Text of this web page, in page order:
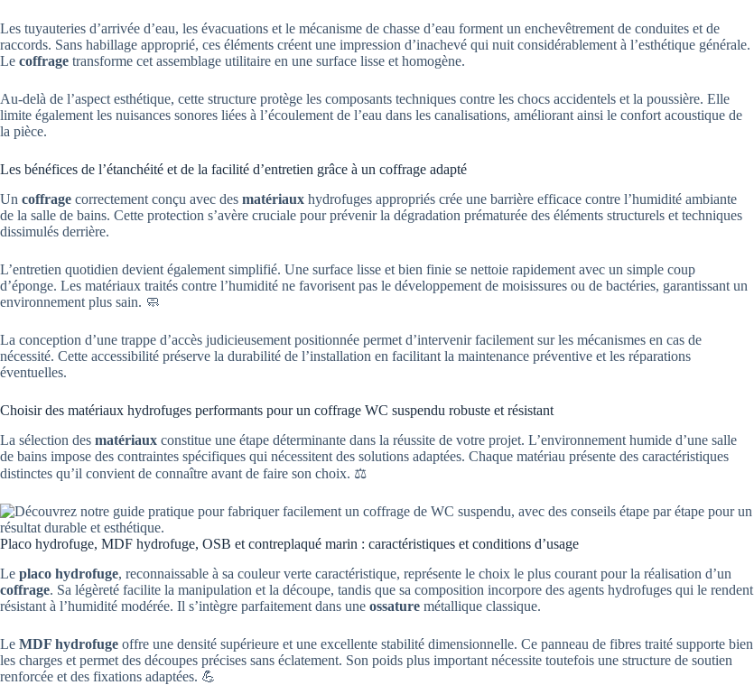
Les tuyauteries d’arrivée d’eau, les évacuations et le mécanisme de chasse d’eau forment un enchevêtrement de conduites et de
raccords. Sans habillage approprié, ces éléments créent une impression d’inachevé qui nuit considérablement à l’esthétique générale.
Le coffrage transforme cet assemblage utilitaire en une surface lisse et homogène.
Au-delà de l’aspect esthétique, cette structure protège les composants techniques contre les chocs accidentels et la poussière. Elle
limite également les nuisances sonores liées à l’écoulement de l’eau dans les canalisations, améliorant ainsi le confort acoustique de
la pièce.
Les bénéfices de l’étanchéité et de la facilité d’entretien grâce à un coffrage adapté
Un coffrage correctement conçu avec des matériaux hydrofuges appropriés crée une barrière efficace contre l’humidité ambiante
de la salle de bains. Cette protection s’avère cruciale pour prévenir la dégradation prématurée des éléments structurels et techniques
dissimulés derrière.
L’entretien quotidien devient également simplifié. Une surface lisse et bien finie se nettoie rapidement avec un simple coup
d’éponge. Les matériaux traités contre l’humidité ne favorisent pas le développement de moisissures ou de bactéries, garantissant un
environnement plus sain. 🧼
La conception d’une trappe d’accès judicieusement positionnée permet d’intervenir facilement sur les mécanismes en cas de
nécessité. Cette accessibilité préserve la durabilité de l’installation en facilitant la maintenance préventive et les réparations
éventuelles.
Choisir des matériaux hydrofuges performants pour un coffrage WC suspendu robuste et résistant
La sélection des matériaux constitue une étape déterminante dans la réussite de votre projet. L’environnement humide d’une salle
de bains impose des contraintes spécifiques qui nécessitent des solutions adaptées. Chaque matériau présente des caractéristiques
distinctes qu’il convient de connaître avant de faire son choix. ⚖️
Placo hydrofuge, MDF hydrofuge, OSB et contreplaqué marin : caractéristiques et conditions d’usage
Le placo hydrofuge, reconnaissable à sa couleur verte caractéristique, représente le choix le plus courant pour la réalisation d’un
coffrage. Sa légèreté facilite la manipulation et la découpe, tandis que sa composition incorpore des agents hydrofuges qui le rendent
résistant à l’humidité modérée. Il s’intègre parfaitement dans une ossature métallique classique.
Le MDF hydrofuge offre une densité supérieure et une excellente stabilité dimensionnelle. Ce panneau de fibres traité supporte bien
les charges et permet des découpes précises sans éclatement. Son poids plus important nécessite toutefois une structure de soutien
renforcée et des fixations adaptées. 💪